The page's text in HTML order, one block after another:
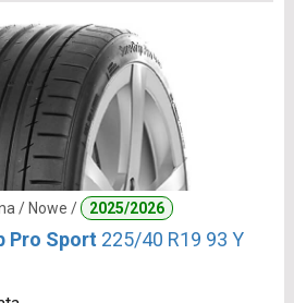
/ Nowe / 2025/2026
Pro Sport 225/40 R19 93 Y